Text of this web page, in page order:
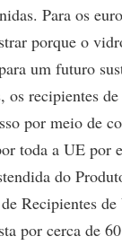
Para os
porque o
um futuro
os recipientes
por meio de
toda a UE por
do
Recipientes
por cerca de